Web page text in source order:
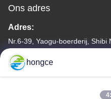
Ons adres
Adres:
Nr.6-39, Yaogu-boerderij, Shibi
Tel.:
hongce